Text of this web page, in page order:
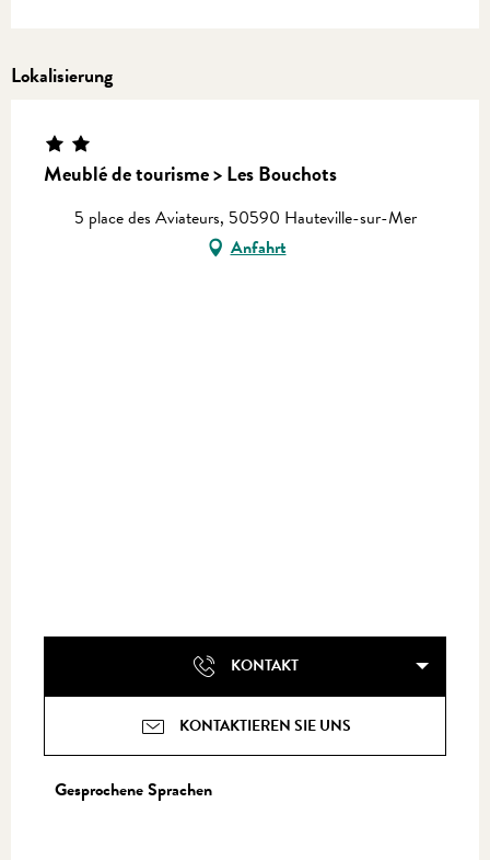
Lokalisierung
Meublé de tourisme > Les Bouchots
5 place des Aviateurs, 50590 Hauteville-sur-Mer
Anfahrt
KONTAKT
KONTAKTIEREN SIE UNS
Gesprochene Sprachen
Gesprochene Sprachen